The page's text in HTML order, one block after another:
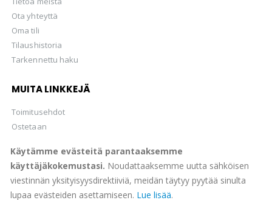
Käytämme evästeitä parantaaksemme
käyttäjäkokemustasi. Noudattaaksemme uutta sähköisen
viestinnän yksityisyysdirektiiviä, meidän täytyy pyytää sinulta
lupaa evästeiden asettamiseen. Lue lisää.
Ota yhteyttä
Oma tili
Tilaushistoria
Tarkennettu haku
MUITA LINKKEJÄ
Toimitusehdot
Ostetaan